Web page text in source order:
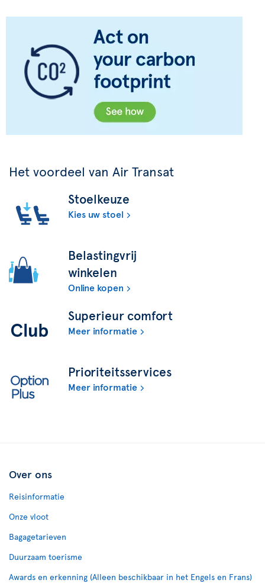
Het voordeel van Air Transat
Stoelkeuze
Kies uw stoel
Belastingvrij
winkelen
Online kopen
Superieur comfort
Meer informatie
Prioriteitsservices
Meer informatie
Over ons
Reisinformatie
Onze vloot
Bagagetarieven
Duurzaam toerisme
Awards en erkenning (Alleen beschikbaar in het Engels en Frans)